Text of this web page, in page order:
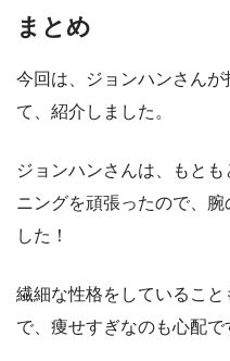
まとめ
今回は、ジョンハンさん
て、紹介しました。
ジョンハンさんは、もと
ニングを頑張ったので、
した！
繊細な性格をしているこ
で、痩せすぎなのも心配で